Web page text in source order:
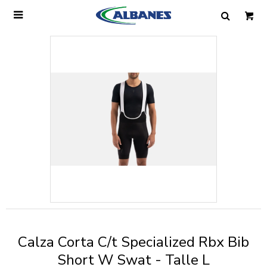

Calza Corta C/t Specialized Rbx Bib
Short W Swat - Talle L
Mensaje